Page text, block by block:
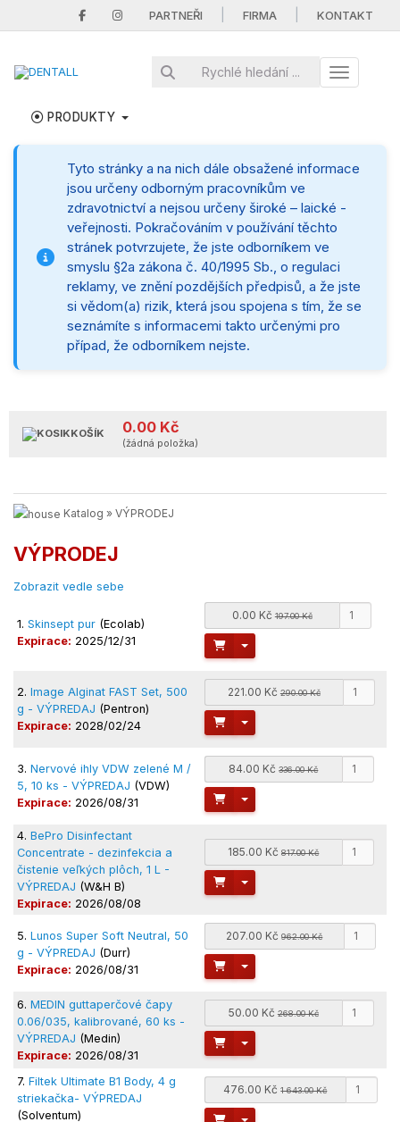
PARTNEŘI FIRMA KONTAKT
Toggle
PRODUKTY
Tyto stránky a na nich dále obsažené informace
jsou určeny odborným pracovníkům ve
zdravotnictví a nejsou určeny široké – laické -
veřejnosti. Pokračováním v používání těchto
stránek potvrzujete, že jste odborníkem ve
smyslu §2a zákona č. 40/1995 Sb., o regulaci
reklamy, ve znění pozdějších předpisů, a že jste
si vědom(a) rizik, která jsou spojena s tím, že se
seznámíte s informacemi takto určenými pro
případ, že odborníkem nejste.
KOŠÍK 0.00 Kč
(žádná položka)
Katalog » VÝPRODEJ
VÝPRODEJ
Zobrazit vedle sebe
1. Skinsept pur(Ecolab)
Expirace: 2025/12/31
0.00 Kč197.00 Kč
Toggle Dropdown
2. Image Alginat FAST Set, 500
g - VÝPREDAJ (Pentron)
Expirace: 2028/02/24
221.00 Kč290.00 Kč
Toggle Dropdown
3. Nervové ihly VDW zelené M /
5, 10 ks - VÝPREDAJ (VDW)
Expirace: 2026/08/31
84.00 Kč336.00 Kč
Toggle Dropdown
4. BePro Disinfectant
Concentrate - dezinfekcia a
čistenie veľkých plôch, 1 L -
VÝPREDAJ (W&H B)
Expirace: 2026/08/08
185.00 Kč817.00 Kč
Toggle Dropdown
5. Lunos Super Soft Neutral, 50
g - VÝPREDAJ (Durr)
Expirace: 2026/08/31
207.00 Kč962.00 Kč
Toggle Dropdown
6. MEDIN guttaperčové čapy
0.06/035, kalibrované, 60 ks -
VÝPREDAJ (Medin)
Expirace: 2026/08/31
50.00 Kč268.00 Kč
Toggle Dropdown
7. Filtek Ultimate B1 Body, 4 g
striekačka- VÝPREDAJ
(Solventum)
476.00 Kč1 643.00 Kč
Toggle Dropdown